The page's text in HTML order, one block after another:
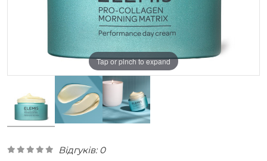
Tap or pinch to expand
Відгуків: 0